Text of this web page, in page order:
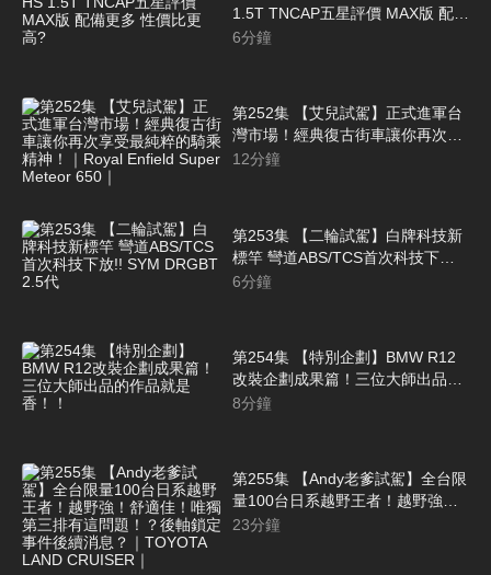
1.5T TNCAP五星評價 MAX版 配備
更多 性價比更高?
6分鐘
第252集 【艾兒試駕】正式進軍台
灣市場！經典復古街車讓你再次享
受最純粹的騎乘精神！｜Royal
12分鐘
第253集 【二輪試駕】白牌科技新
標竿 彎道ABS/TCS首次科技下放!!
SYM DRGBT 2.5代
6分鐘
第254集 【特別企劃】BMW R12
改裝企劃成果篇！三位大師出品的
作品就是香！！
8分鐘
第255集 【Andy老爹試駕】全台限
量100台日系越野王者！越野強！
舒適佳！唯獨第三排有這問題！？
23分鐘